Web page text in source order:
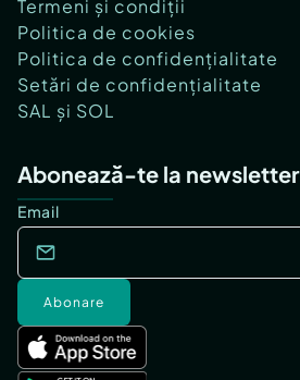
Termeni și condiții
Politica de cookies
Politica de confidențialitate
Setări de confidențialitate
SAL și SOL
Abonează-te la newsletter
Email
Abonare